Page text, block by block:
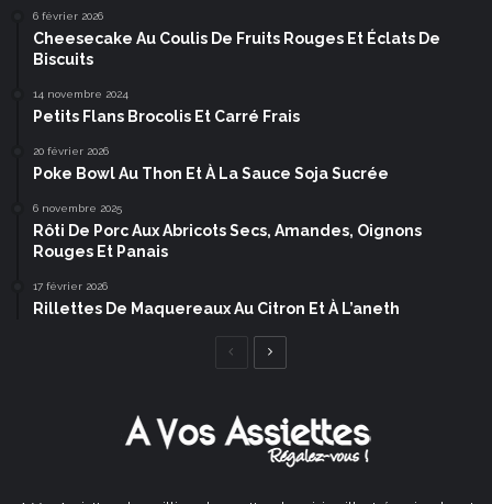
6 février 2026
Cheesecake Au Coulis De Fruits Rouges Et Éclats De
Biscuits
14 novembre 2024
Petits Flans Brocolis Et Carré Frais
20 février 2026
Poke Bowl Au Thon Et À La Sauce Soja Sucrée
6 novembre 2025
Rôti De Porc Aux Abricots Secs, Amandes, Oignons
Rouges Et Panais
17 février 2026
Rillettes De Maquereaux Au Citron Et À L’aneth
Page